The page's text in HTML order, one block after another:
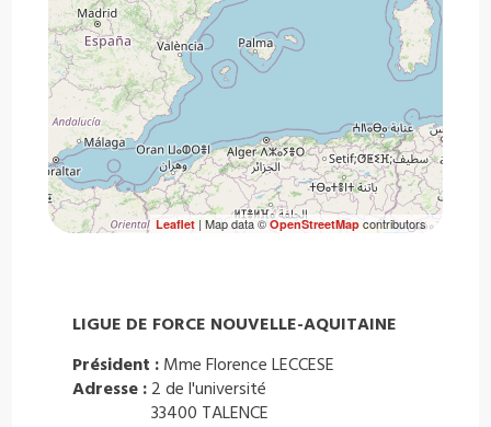
Leaflet| Map data ©OpenStreetMapcontributors
LIGUE DE FORCE NOUVELLE-AQUITAINE
Président : Mme Florence LECCESE
Adresse : 2 de l'université
33400 TALENCE